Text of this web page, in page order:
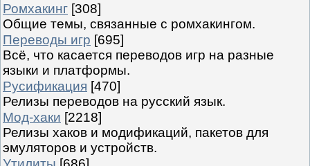
Ромхакинг [308]
Общие темы, связанные с ромхакингом.
Переводы игр [695]
Всё, что касается переводов игр на разные
языки и платформы.
Русификация [470]
Релизы переводов на русский язык.
Мод-хаки [2218]
Релизы хаков и модификаций, пакетов для
эмуляторов и устройств.